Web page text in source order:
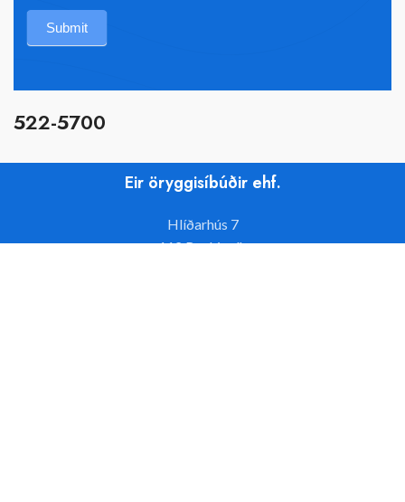
Submit
522-5700
Eir öryggisíbúðir ehf.
Hlíðarhús 7
112 Reykjavík